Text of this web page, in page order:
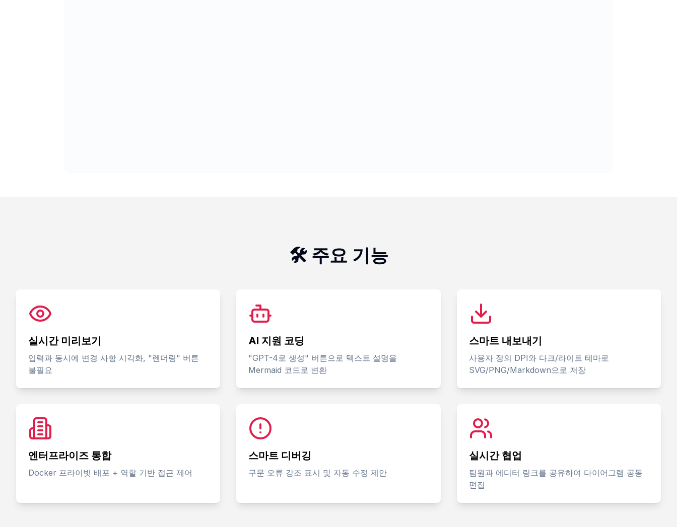
🛠 주요 기능
실시간 미리보기
입력과 동시에 변경 사항 시각화, "렌더링" 버튼
불필요
AI 지원 코딩
"GPT-4로 생성" 버튼으로 텍스트 설명을
Mermaid 코드로 변환
스마트 내보내기
사용자 정의 DPI와 다크/라이트 테마로
SVG/PNG/Markdown으로 저장
엔터프라이즈 통합
Docker 프라이빗 배포 + 역할 기반 접근 제어
스마트 디버깅
구문 오류 강조 표시 및 자동 수정 제안
실시간 협업
팀원과 에디터 링크를 공유하여 다이어그램 공동
편집